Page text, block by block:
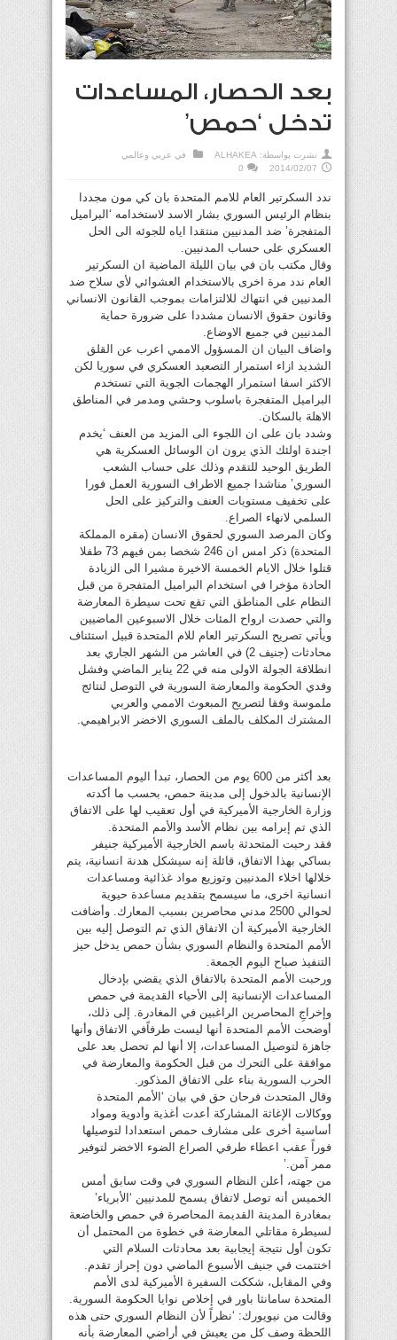
بعد الحصار، المساعدات
تدخل ‘حمص’
نشرت بواسطة: ALHAKEA في عربي وعالمي
2014/02/07
0
ندد السكرتير العام للامم المتحدة بان كي مون مجددا
بنظام الرئيس السوري بشار الاسد لاستخدامه ‘البراميل
المتفجرة’ ضد المدنيين منتقدا اياه للجوئه الى الحل
العسكري على حساب المدنيين.
وقال مكتب بان في بيان الليلة الماضية ان السكرتير
العام ندد مرة اخرى بالاستخدام العشوائي لأي سلاح ضد
المدنيين في انتهاك للالتزامات بموجب القانون الانساني
وقانون حقوق الانسان مشددا على ضرورة حماية
المدنيين في جميع الاوضاع.
واضاف البيان ان المسؤول الاممي اعرب عن القلق
الشديد ازاء استمرار التصعيد العسكري في سوريا لكن
الاكثر اسفا استمرار الهجمات الجوية التي تستخدم
البراميل المتفجرة باسلوب وحشي ومدمر في المناطق
الاهلة بالسكان.
وشدد بان على ان اللجوء الى المزيد من العنف ‘يخدم
اجندة اولئك الذي يرون ان الوسائل العسكرية هي
الطريق الوحيد للتقدم وذلك على حساب الشعب
السوري’ مناشدا جميع الاطراف السورية العمل فورا
على تخفيف مستويات العنف والتركيز على الحل
السلمي لانهاء الصراع.
وكان المرصد السوري لحقوق الانسان (مقره المملكة
المتحدة) ذكر امس ان 246 شخصا بمن فيهم 73 طفلا
قتلوا خلال الايام الخمسة الاخيرة مشيرا الى الزيادة
الحادة مؤخرا في استخدام البراميل المتفجرة من قبل
النظام على المناطق التي تقع تحت سيطرة المعارضة
والتي حصدت ارواح المئات خلال الاسبوعين الماضيين
ويأتي تصريح السكرتير العام للام المتحدة قبيل استئناف
محادثات (جنيف 2) في العاشر من الشهر الجاري بعد
انطلاقة الجولة الاولى منه في 22 يناير الماضي وفشل
وفدي الحكومة والمعارضة السورية في التوصل لنتائج
ملموسة وفقا لتصريح المبعوث الاممي والعربي
المشترك المكلف بالملف السوري الاخضر الابراهيمي.
بعد أكثر من 600 يوم من الحصار، تبدأ اليوم المساعدات
الإنسانية بالدخول إلى مدينة حمص، بحسب ما أكدته
وزارة الخارجية الأميركية في أول تعقيب لها على الاتفاق
الذي تم إبرامه بين نظام الأسد والأمم المتحدة.
فقد رحبت المتحدثة باسم الخارجية الأميركية جنيفر
بساكي بهذا الاتفاق، قائلة إنه سيشكل هدنة انسانية، يتم
خلالها اخلاء المدنيين وتوزيع مواد غذائية ومساعدات
انسانية اخرى، ما سيسمح بتقديم مساعدة حيوية
لحوالي 2500 مدني محاصرين بسبب المعارك. وأضافت
الخارجية الأميركية أن الاتفاق الذي تم التوصل إليه بين
الأمم المتحدة والنظام السوري بشأن حمص يدخل حيز
التنفيذ صباح اليوم الجمعة.
ورحبت الأمم المتحدة بالاتفاق الذي يقضي بإدخال
المساعدات الإنسانية إلى الأحياء القديمة في حمص
وإخراجِ المحاصرين الراغبين في المغادرة. إلى ذلك،
أوضحت الأمم المتحدة أنها ليست طرفاًفي الاتفاق وأنها
جاهزة لتوصيل المساعدات، إلا أنها لم تحصل بعد على
موافقة على التحرك من قبل الحكومة والمعارضة في
الحرب السورية بناء على الاتفاق المذكور.
وقال المتحدث فرحان حق في بيان ‘الأمم المتحدة
ووكالات الإغاثة المشاركة أعدت أغذية وأدوية ومواد
أساسية أخرى على مشارف حمص استعدادا لتوصيلها
فوراً عقب اعطاء طرفي الصراع الضوء الاخضر لتوفير
ممر آمن.’
من جهته، أعلن النظام السوري في وقت سابق أمس
الخميس أنه توصل لاتفاق يسمح للمدنيين ‘الأبرياء’
بمغادرة المدينة القديمة المحاصرة في حمص والخاضعة
لسيطرة مقاتلي المعارضة في خطوة من المحتمل أن
تكون أول نتيجة إيجابية بعد محادثات السلام التي
اختتمت في جنيف الأسبوع الماضي دون إحراز تقدم.
وفي المقابل، شككت السفيرة الأميركية لدى الأمم
المتحدة سامانثا باور في إخلاص نوايا الحكومة السورية.
وقالت من نيويورك: ‘نظراً لأن النظام السوري حتى هذه
اللحظة وصف كل من يعيش في أراضي المعارضة بأنه